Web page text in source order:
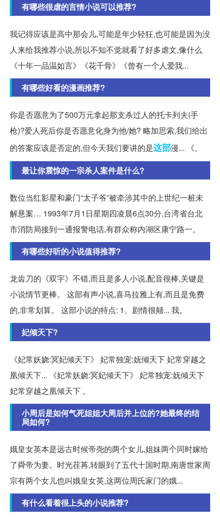
有哪些很虐的言情小说可以推荐?
我记得应该是高中那会儿,可能是年少轻狂,也可能是因为没
人来给我推荐小说,所以不知不觉就看了好多虐文,像什么
《十年一品温如言》《花千骨》《曾有一个人爱我...
有哪些好看的漫画推荐?
你是否愿意为了500万元拿起那支杀过人的托卡列夫(手
枪)?爱人死后你是否愿意化身为他/她? 略加思索,我们给出
的答案应该是否定的,但今天我们要讲的是这部漫... 《。
最让你震惊的一宗杀人案件是什么?
数位当红影星和豪门“太子爷”被牵涉其中的上世纪一桩未
解悬案… 1993年7月1日星期四凌晨6点30分,台湾省台北
市消防局接到一通报警电话,有群众称内湖区康宁路一。
有哪些好听的小说值得推荐?
龙齿刀的《双宇》不错,而且是多人小说,配音很棒,关键是
小说情节更棒。 这部有声小说,喜马拉雅上有,而且是免费
的,非常划算。 这部小说的特点: 1、剧情很颠... 我。
妃倾天下?
《妃常妖娆:冥妃倾天下》 妃常独宠:妩倾天下 妃常穿越之
凰倾天下... 《妃常妖娆:冥妃倾天下》 妃常独宠:妩倾天下
妃常穿越之凰倾天下 。
小周后是如何气死姐姐大周后并上位的?她最终的结
局如何?
娥皇女英本是远古时候帝尧的两个女儿,姐妹两个同时嫁给
了舜帝为妻。时光荏苒,转眼到了五代十国时期,南唐世家周
宗有两个女儿也叫娥皇女英,这两位周氏家门的娥...
有什么看着很上头的小说推荐?